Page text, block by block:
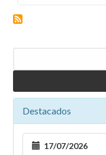
de
en
provoca
que
Destacados
17/07/2026